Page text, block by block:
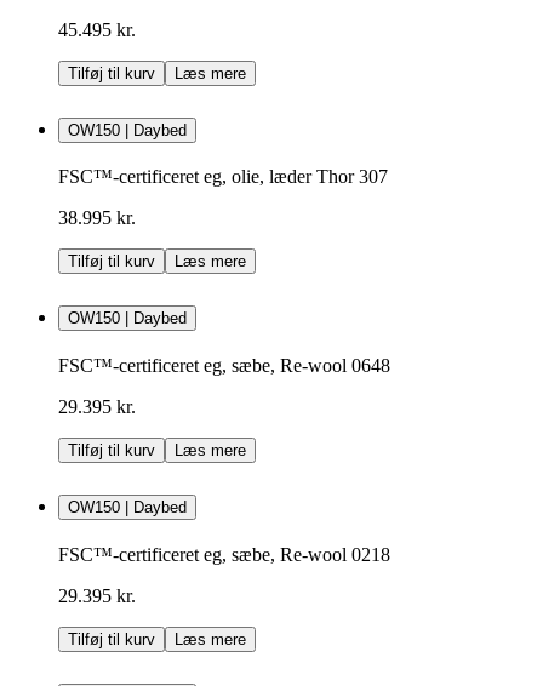
45.495 kr.
Tilføj til kurv Læs mere
OW150 | Daybed
FSC™-certificeret eg, olie, læder Thor 307
38.995 kr.
Tilføj til kurv Læs mere
OW150 | Daybed
FSC™-certificeret eg, sæbe, Re-wool 0648
29.395 kr.
Tilføj til kurv Læs mere
OW150 | Daybed
FSC™-certificeret eg, sæbe, Re-wool 0218
29.395 kr.
Tilføj til kurv Læs mere